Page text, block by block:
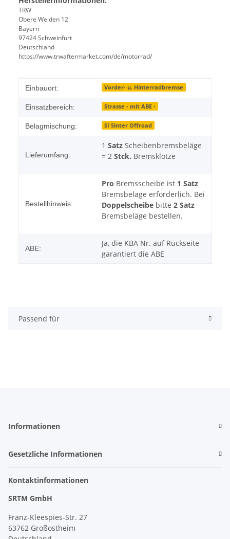
TRW
Obere Weiden 12
Bayern
97424 Schweinfurt
Deutschland
https://www.trwaftermarket.com/de/motorrad/
Produkteigenschaft
Wert
Einbauort: Vorder- u. Hinterradbremse
Einsatzbereich: Strasse - mit ABE -
Belagmischung: SI Sinter Offroad
Lieferumfang:
1 Satz Scheibenbremsbeläge
= 2 Stck. Bremsklötze
Bestellhinweis:
Pro Bremsscheibe ist 1 Satz
Bremsbeläge erforderlich. Bei
Doppelscheibe bitte 2 Satz
Bremsbeläge bestellen.
ABE:
Ja, die KBA Nr. auf Rückseite
garantiert die ABE
Passend für
Informationen
Gesetzliche Informationen
Kontaktinformationen
SRTM GmbH
Franz-Kleespies-Str. 27
63762 Großostheim